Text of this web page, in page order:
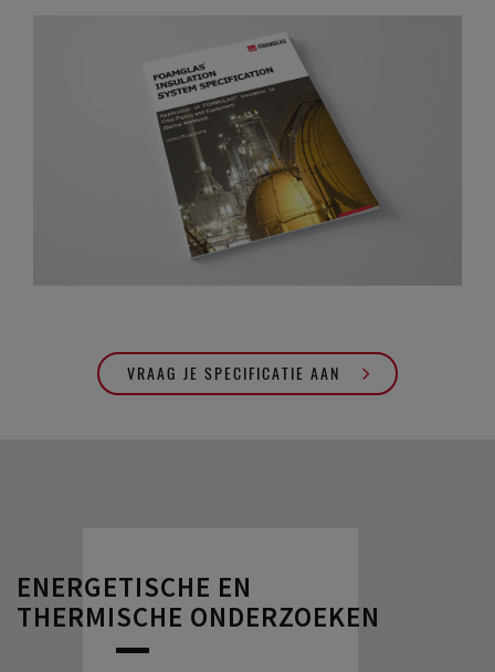
VRAAG JE SPECIFICATIE AAN
ENERGETISCHE EN
THERMISCHE ONDERZOEKEN